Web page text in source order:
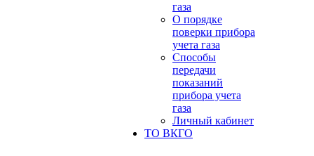
газа
О порядке
поверки прибора
учета газа
Способы
передачи
показаний
прибора учета
газа
Личный кабинет
ТО ВКГО